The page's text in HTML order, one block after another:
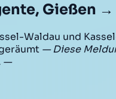
Gießen →
Waldau und
— Diese
—